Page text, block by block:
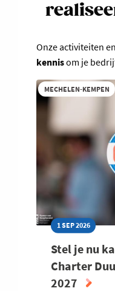
Onze activiteiten
kennisom je
MECHELEN-KEMPEN
1 SEP 2026
Stel je nu
Charter
2027